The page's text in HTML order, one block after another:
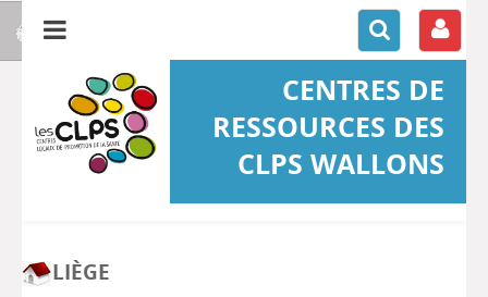
CENTRES DE
RESSOURCES DES
CLPS WALLONS
LIÈGE